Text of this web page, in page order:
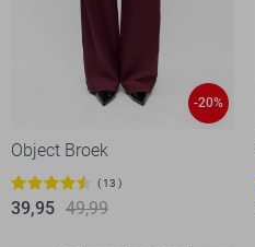
-20%
Object Broek
13
39,95 49,99